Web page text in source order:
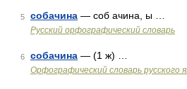
5 собачина — соб ачина, ы …
Русский орфографический словарь
6 собачина — (1 ж) …
Орфографический словарь русского